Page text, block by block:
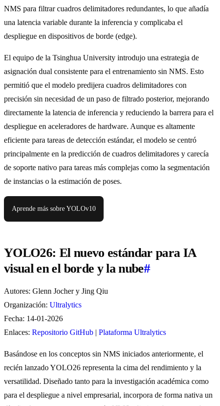
NMS para filtrar cuadros delimitadores redundantes, lo que añadía
una latencia variable durante la inferencia y complicaba el
despliegue en dispositivos de borde (edge).
El equipo de la Tsinghua University introdujo una estrategia de
asignación dual consistente para el entrenamiento sin NMS. Esto
permitió que el modelo predijera cuadros delimitadores con
precisión sin necesidad de un paso de filtrado posterior, mejorando
directamente la latencia de inferencia y reduciendo la barrera para el
despliegue en aceleradores de hardware. Aunque es altamente
eficiente para tareas de detección estándar, el modelo se centró
principalmente en la predicción de cuadros delimitadores y carecía
de soporte nativo para tareas más complejas como la segmentación
de instancias o la estimación de poses.
Aprende más sobre YOLOv10
YOLO26: El nuevo estándar para IA
visual en el borde y la nube#
Autores: Glenn Jocher y Jing Qiu
Organización: Ultralytics
Fecha: 14-01-2026
Enlaces: Repositorio GitHub | Plataforma Ultralytics
Basándose en los conceptos sin NMS iniciados anteriormente, el
recién lanzado YOLO26 representa la cima del rendimiento y la
versatilidad. Diseñado tanto para la investigación académica como
para el despliegue a nivel empresarial, incorpora de forma nativa un